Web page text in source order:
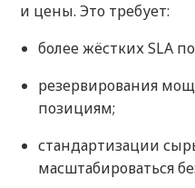
и цены. Это требует:
более жёстких SLA
резервирования
позициям;
стандартизации
масштабироваться